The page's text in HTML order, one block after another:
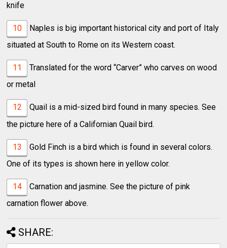
knife
10
Naples is big important historical city and port of Italy
situated at South to Rome on its Western coast.
11
Translated for the word “Carver” who carves on wood
or metal
12
Quail is a mid-sized bird found in many species. See
the picture here of a Californian Quail bird.
13
Gold Finch is a bird which is found in several colors.
One of its types is shown here in yellow color.
14
Carnation and jasmine. See the picture of pink
carnation flower above.
SHARE: